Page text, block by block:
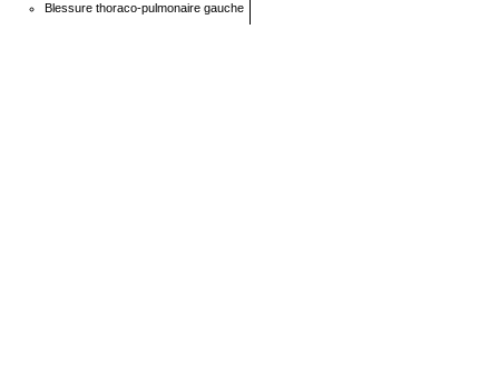
Blessure thoraco-pulmonaire gauche